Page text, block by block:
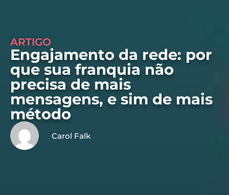
ARTIGO
Engajamento da rede: por
que sua franquia não
precisa de mais
mensagens, e sim de mais
método
Carol Falk